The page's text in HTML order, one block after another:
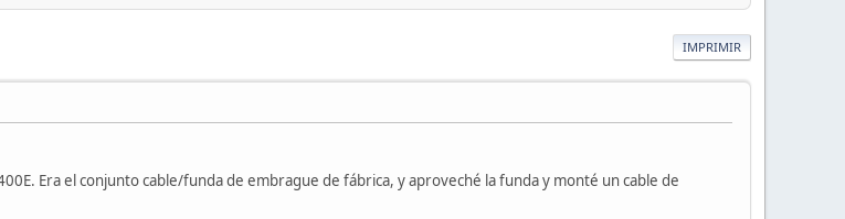
IMPRIMIR
Era el conjunto cable/funda de embrague de fábrica, y aproveché la funda y monté un cable de